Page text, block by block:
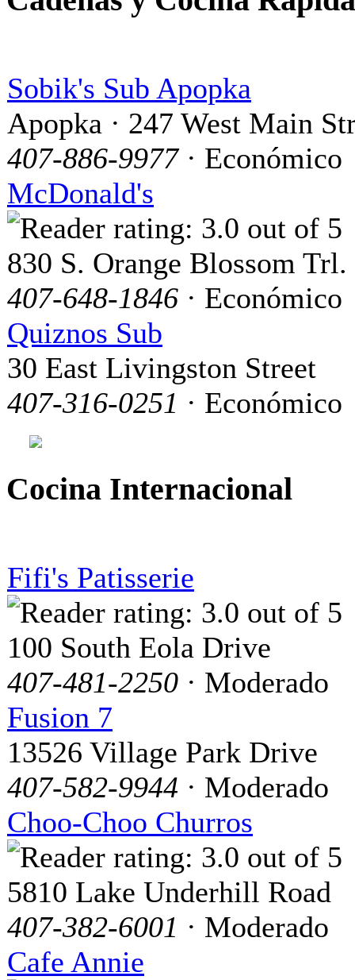
Sobik's Sub Apopka
Apopka · 247 West Main
407-886-9977· Económico
McDonald's
830 S. Orange Blossom Trl.
407-648-1846 · Económico
Quiznos Sub
30 East Livingston Street
407-316-0251 · Económico
Cocina Internacional
Fifi's Patisserie
100 South Eola Drive
407-481-2250 · Moderado
Fusion 7
13526 Village Park Drive
407-582-9944 · Moderado
Choo-Choo Churros
5810 Lake Underhill Road
407-382-6001 · Moderado
Cafe Annie